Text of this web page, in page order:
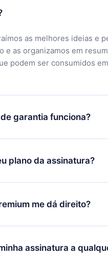
as melhores ideias e
e as organizamos em
podem ser consumidos
garantia funciona?
aplicativo e começar a
com nossa
contato@12min.com) em até
plano da assinatura?
só se aplicará a partir do
mudar sua assinatura
anual, o novo plano só
me dá direito?
um plano que te garante
3 línguas (Inglês,
através do nosso
assinatura a